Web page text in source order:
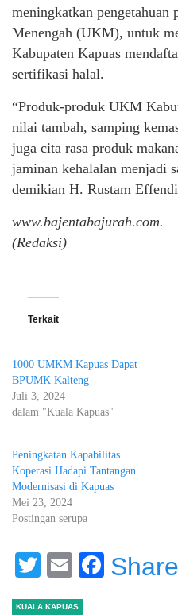
meningkatkan pengetahuan
Menengah (UKM), untuk
Kabupaten Kapuas
sertifikasi halal.
“Produk-produk UKM
nilai tambah, samping
juga cita rasa produk
jaminan kehalalan menjadi
demikian H. Rustam
www.bajentabajurah.com.
(Redaksi)
Terkait
1000 UMKM Kapuas Dapat
BPUMK Kalteng
Juli 3, 2024
dalam "Kuala Kapuas"
Peningkatan Kapabilitas
Koperasi Hadapi Tantangan
Modernisasi di Kapuas
Mei 23, 2024
Postingan serupa
Twitter
EmailShare
KUALA KAPUAS